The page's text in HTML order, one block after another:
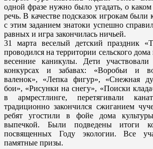
одной фразе нужно было угадать, о
речь. В качестве подсказок игрокам были
с этим заданием знатоки успешно
равных и игра закончилась ничьей.
31 марта веселый детский праздник
проводился на территории сельского
весенние каникулы. Дети
конкурсах и забавах: «Воробьи и
валенок», «Лепка фигур», «Снежная
бои», «Рисунки на снегу», «Поиски
в армрестлинге, перетягивали
традиционно закончился сжиганием
ребят угостили в фойе дома
выпечкой. Были подведены итоги
посвященных Году экологии. Все
памятные призы.